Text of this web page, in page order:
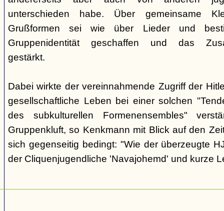
unterschieden habe. Über gemeinsame
Grußformen sei wie über Lieder und
Gruppenidentität geschaffen und das
gestärkt.
Dabei wirkte der vereinnahmende Zugriff der
gesellschaftliche Leben bei einer solchen
des subkulturellen Formenensembles"
Gruppenkluft, so Kenkmann mit Blick auf den
sich gegenseitig bedingt: "Wie der überzeugte
der Cliquenjugendliche 'Navajohemd' und kurze